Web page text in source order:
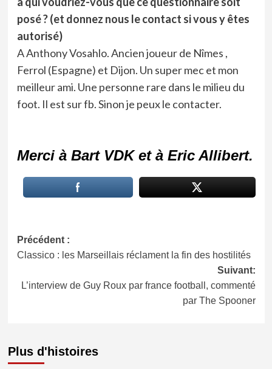
posé ? (et donnez nous le contact si vous y êtes
autorisé)
A Anthony Vosahlo. Ancien joueur de Nîmes ,
Ferrol (Espagne) et Dijon. Un super mec et mon
meilleur ami. Une personne rare dans le milieu du
foot. Il est sur fb. Sinon je peux le contacter.
Merci à Bart VDK et à Eric Allibert.
Navigation
d’article
Précédent :
Classico : les Marseillais réclament la fin des hostilités
Suivant:
L’interview de Guy Roux par france football, commenté
par The Spooner
Plus d'histoires